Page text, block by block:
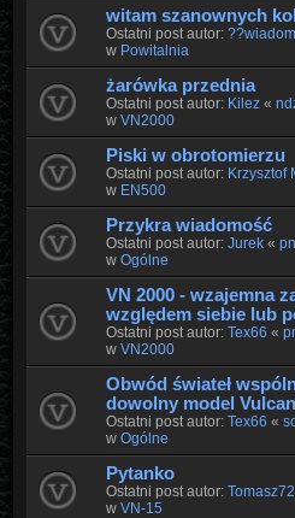
witam szanownych
Ostatni post autor:
w Powitalnia
żarówka przednia
Ostatni post autor: Kilez«
w VN2000
Piski w obrotomierzu
Ostatni post autor: Krzysztof
w EN500
Przykra wiadomość
Ostatni post autor: Jurek«
w Ogólne
VN 2000 - wzajemna
względem siebie lub
Ostatni post autor: Tex66 «
w VN2000
Obwód świateł
dowolny model
Ostatni post autor: Tex66 «
w Ogólne
Pytanko
Ostatni post autor: Tomasz72
w VN-15